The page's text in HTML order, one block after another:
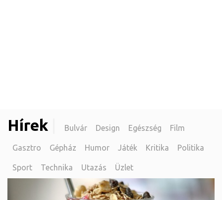
Hírek Bulvár Design Egészség Film
Gasztro Gépház Humor Játék Kritika Politika
Sport Technika Utazás Üzlet